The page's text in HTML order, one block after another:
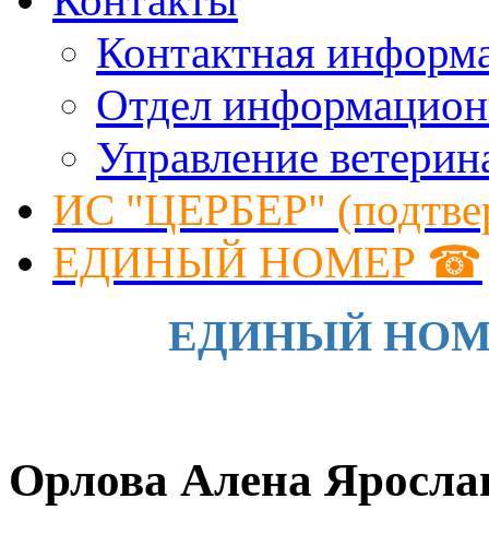
Контактная
Отдел
Управление
ИС "ЦЕРБЕР"
ЕДИНЫЙ НОМЕР ☎
ЕДИНЫЙ
Орлова Алена